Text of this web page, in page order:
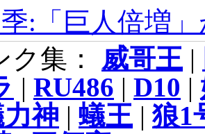
:「巨人倍増
ク集： 威哥王 |
| RU486 | D10 |
神 | 蟻王 |狼1